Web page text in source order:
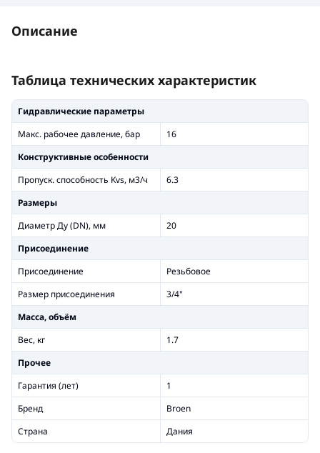
Описание
Таблица технических характеристик
Гидравлические параметры
Макс. рабочее давление, бар
16
Конструктивные особенности
Пропуск. способность Kvs, м3/ч
6.3
Размеры
Диаметр Ду (DN), мм
20
Присоединение
Присоединение
Резьбовое
Размер присоединения
3/4"
Масса, объём
Вес, кг
1.7
Прочее
Гарантия (лет)
1
Бренд
Broen
Страна
Дания